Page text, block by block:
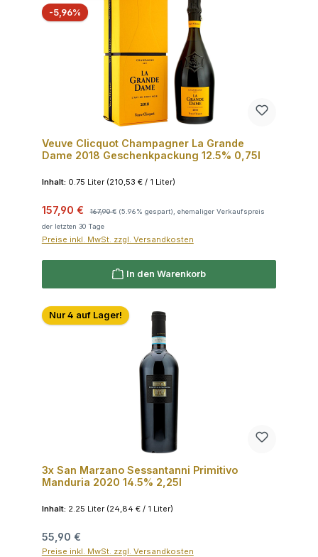
-5,96%Rabatt
Veuve Clicquot Champagner La Grande
Dame 2018 Geschenkpackung 12.5% 0,75l
Inhalt: 0.75 Liter (210,53 € / 1 Liter)
Verkaufspreis:
157,90 € 167,90 € (5.96% gespart), ehemaliger Verkaufspreis
der letzten 30 Tage
Preise inkl. MwSt. zzgl. Versandkosten
In den Warenkorb
Nur 4 auf Lager!
3x San Marzano Sessantanni Primitivo
Manduria 2020 14.5% 2,25l
Inhalt: 2.25 Liter (24,84 € / 1 Liter)
Regulärer Preis:
55,90 €
Preise inkl. MwSt. zzgl. Versandkosten